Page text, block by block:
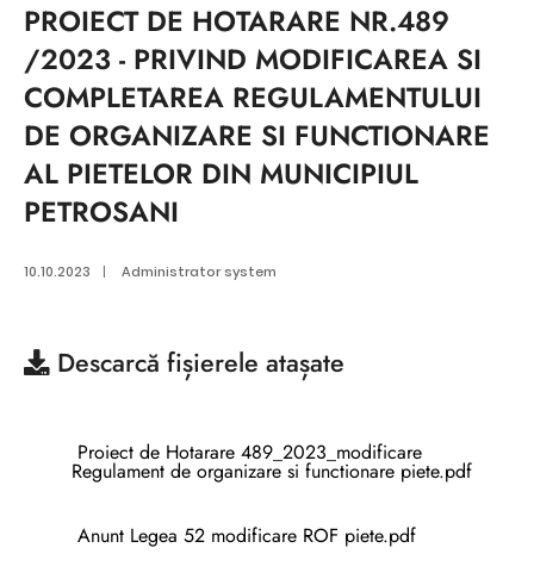
PROIECT DE HOTARARE NR.489
/2023 - PRIVIND MODIFICAREA SI
COMPLETAREA REGULAMENTULUI
DE ORGANIZARE SI FUNCTIONARE
AL PIETELOR DIN MUNICIPIUL
PETROSANI
10.10.2023 | Administrator system
Descarcă fișierele atașate
Proiect de Hotarare 489_2023_modificare
Regulament de organizare si functionare piete.pdf
Anunt Legea 52 modificare ROF piete.pdf